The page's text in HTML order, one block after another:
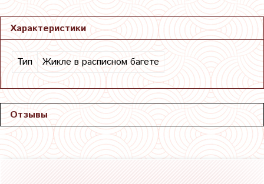
Характеристики
Тип Жикле в расписном багете
Отзывы